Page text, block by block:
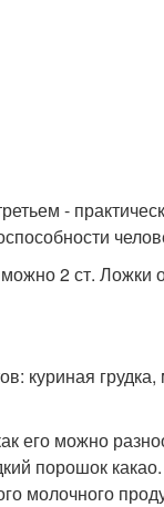
-
2 ст. Ложки
куриная
его можно
порошок
молочного